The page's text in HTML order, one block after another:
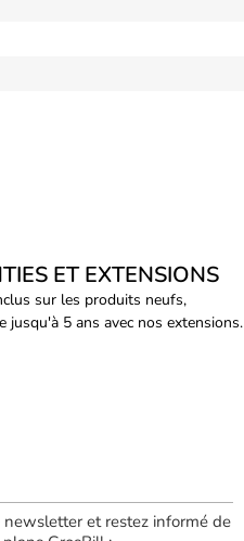
ET EXTENSIONS
sur les produits neufs,
jusqu'à 5 ans avec nos extensions.
newsletter et restez informé de